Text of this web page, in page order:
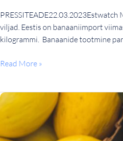
viljad. Eestis on banaaniimport
kilogrammi. Banaanide tootmine
Read More »
Uuring:
Eesti
toidupoekettide
vastutustundlikkus